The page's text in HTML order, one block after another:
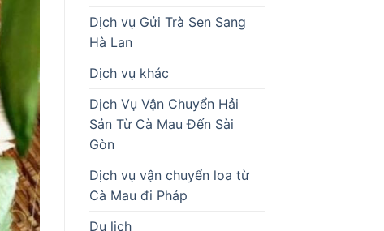
Dịch vụ Gửi Trà Sen Sang
Hà Lan
Dịch vụ khác
Dịch Vụ Vận Chuyển Hải
Sản Từ Cà Mau Đến Sài
Gòn
Dịch vụ vận chuyển loa từ
Cà Mau đi Pháp
Du lịch